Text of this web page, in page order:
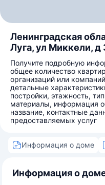
Ленинградская
Луга, ул Миккели, д
Получите подробную
общее количество
организаций или
детальные
постройки, этажность,
материалы, информация
название, контактные
предоставляемых услуг
Информация о доме
Информация о